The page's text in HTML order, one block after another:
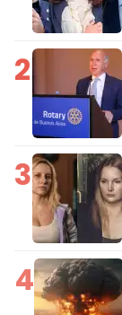
2
3
4